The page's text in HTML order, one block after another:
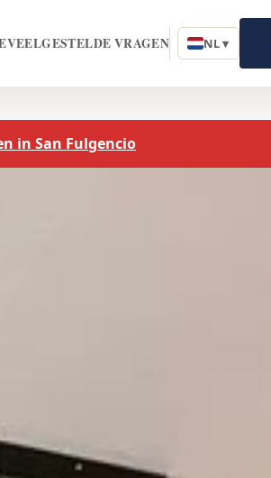
VEELGESTELDE VRAGEN NL ▾
in San Fulgencio